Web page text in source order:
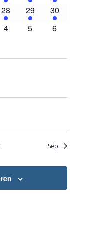
Veranstaltungen
Veranstaltungen
2
Veranstaltungen
28
2
Veranstaltungen
29
2
30
0
4
0
5
0
6
Sep.